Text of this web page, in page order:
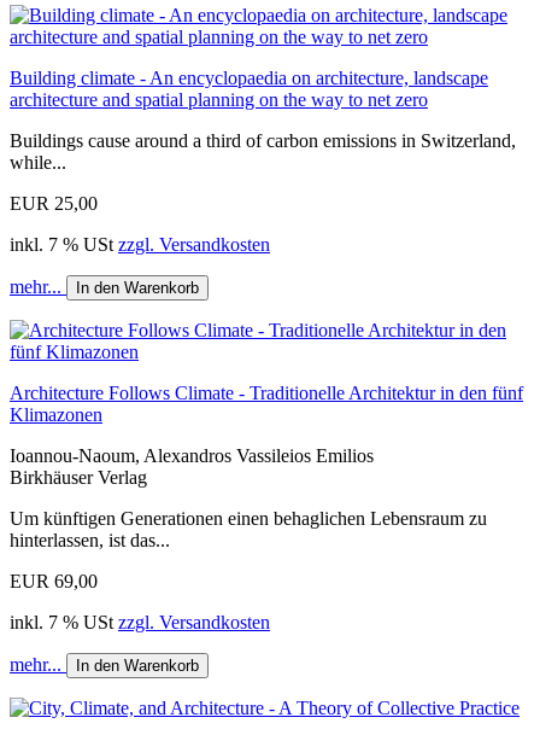
Building climate - An encyclopaedia on architecture, landscape
architecture and spatial planning on the way to net zero
Buildings cause around a third of carbon emissions in Switzerland,
while...
EUR 25,00
inkl. 7 % USt zzgl. Versandkosten
mehr... In den Warenkorb
Architecture Follows Climate - Traditionelle Architektur in den fünf
Klimazonen
Ioannou-Naoum, Alexandros Vassileios Emilios
Birkhäuser Verlag
Um künftigen Generationen einen behaglichen Lebensraum zu
hinterlassen, ist das...
EUR 69,00
inkl. 7 % USt zzgl. Versandkosten
mehr... In den Warenkorb